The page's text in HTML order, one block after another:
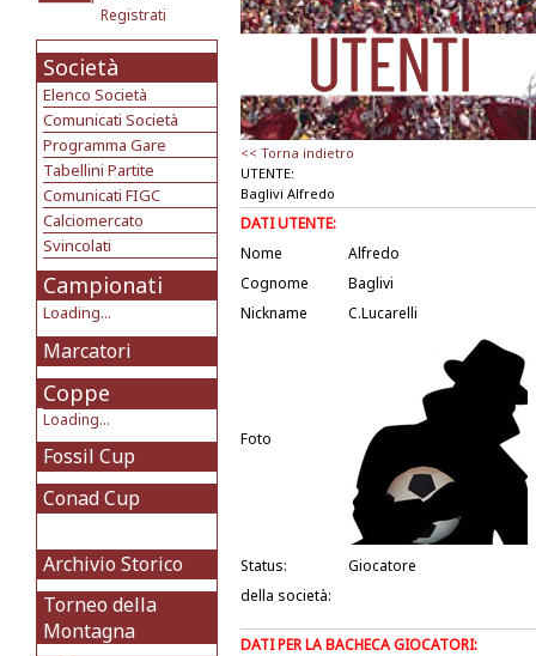
Registrati
Società
Elenco Società
Comunicati Società
Programma Gare
Tabellini Partite
Comunicati FIGC
Calciomercato
Svincolati
Campionati
Loading...
Marcatori
Coppe
Loading...
Fossil Cup
Conad Cup
Archivio Storico
Torneo della
Montagna
<< Torna indietro
UTENTE:
Baglivi Alfredo
DATI UTENTE:
Nome
Alfredo
Cognome
Baglivi
Nickname
C.Lucarelli
Foto
Status:
Giocatore
della società:
DATI PER LA BACHECA GIOCATORI: